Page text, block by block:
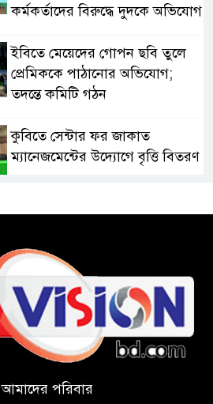
কর্মকর্তাদের বিরুদ্ধে দুদকে অভিযোগ
ইবিতে মেয়েদের গোপন ছবি তুলে
প্রেমিককে পাঠানোর অভিযোগ;
তদন্তে কমিটি গঠন
কুবিতে সেন্টার ফর জাকাত
ম্যানেজমেন্টের উদ্যোগে বৃত্তি বিতরণ
চকরিয়ায় ফাঁসিয়াখালী সরকারি
প্রাথমিক বিদ্যালয়ের ম্যানেজিং
কমিটির সভাপতি নির্বাচিত মো.
জুলাই আন্দোলন হয়েছিল
আমাদের পরিবার